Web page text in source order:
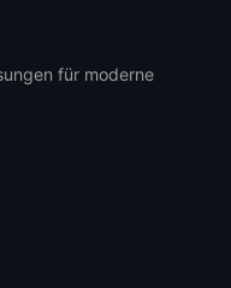
für moderne